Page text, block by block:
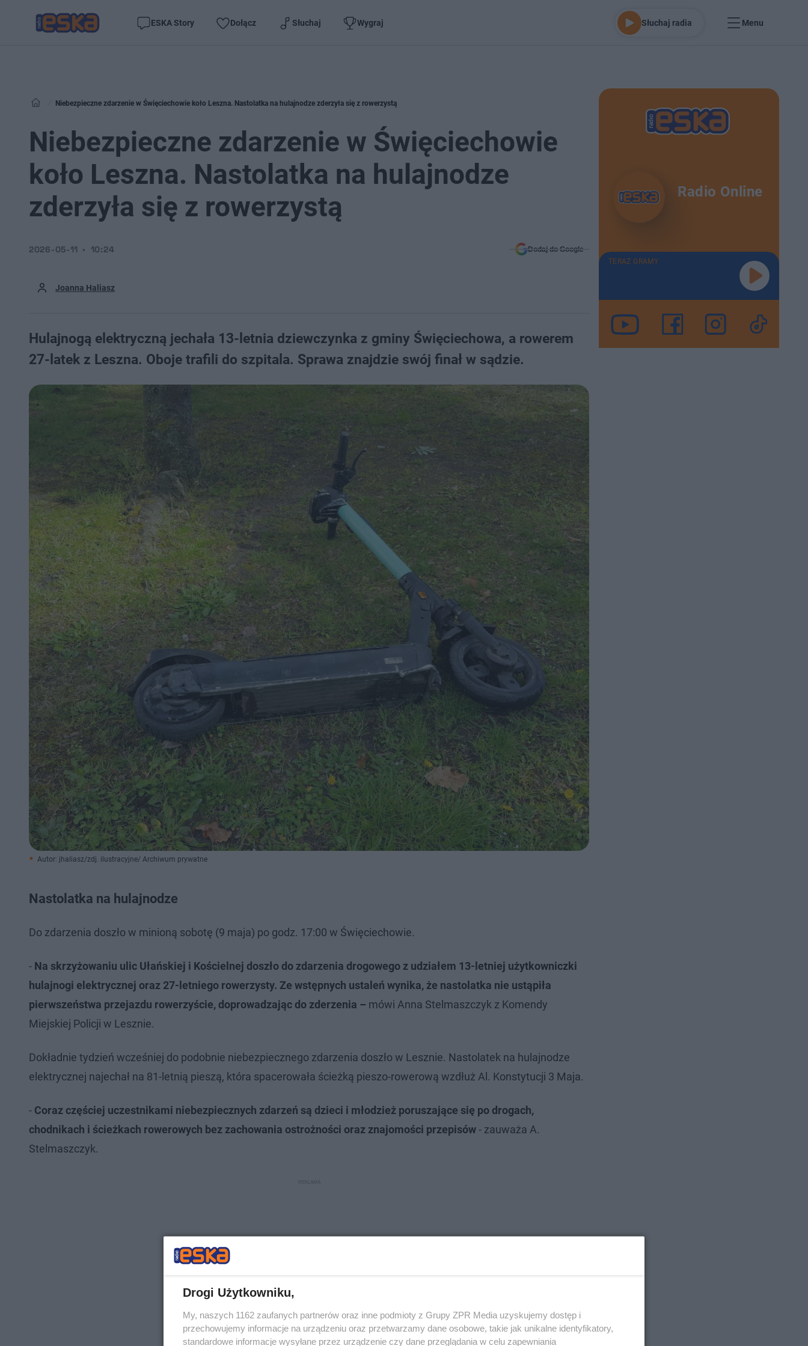
ESKA Story Dołącz Słuchaj Wygraj Słuchaj radia Menu
Niebezpieczne zdarzenie w Święciechowie koło Leszna. Nastolatka na hulajnodze zderzyła się z rowerzystą
Niebezpieczne zdarzenie w Święciechowie
koło Leszna. Nastolatka na hulajnodze
zderzyła się z rowerzystą
Joanna Haliasz
2026-05-11 10:24 Dodaj do Google
Hulajnogą elektryczną jechała 13-letnia dziewczynka z gminy Święciechowa, a rowerem
27-latek z Leszna. Oboje trafili do szpitala. Sprawa znajdzie swój finał w sądzie.
Autor: jhaliasz/zdj. ilustracyjne/ Archiwum prywatne
Nastolatka na hulajnodze
Do zdarzenia doszło w minioną sobotę (9 maja) po godz. 17:00 w Święciechowie.
- Na skrzyżowaniu ulic Ułańskiej i Kościelnej doszło do zdarzenia drogowego z udziałem 13-letniej użytkowniczki
hulajnogi elektrycznej oraz 27-letniego rowerzysty. Ze wstępnych ustaleń wynika, że nastolatka nie ustąpiła
pierwszeństwa przejazdu rowerzyście, doprowadzając do zderzenia – mówi Anna Stelmaszczyk z Komendy
Miejskiej Policji w Lesznie.
Dokładnie tydzień wcześniej do podobnie niebezpiecznego zdarzenia doszło w Lesznie. Nastolatek na hulajnodze
elektrycznej najechał na 81-letnią pieszą, która spacerowała ścieżką pieszo-rowerową wzdłuż Al. Konstytucji 3 Maja.
- Coraz częściej uczestnikami niebezpiecznych zdarzeń są dzieci i młodzież poruszające się po drogach,
chodnikach i ścieżkach rowerowych bez zachowania ostrożności oraz znajomości przepisów- zauważa A.
Stelmaszczyk.
Radio Online
TERAZ GRAMY
Drogi Użytkowniku,
My, naszych 1162 zaufanych partnerów oraz inne podmioty z Grupy ZPR Media uzyskujemy dostęp i
przechowujemy informacje na urządzeniu oraz przetwarzamy dane osobowe, takie jak unikalne identyfikatory,
standardowe informacje wysyłane przez urządzenie czy dane przeglądania w celu zapewniania